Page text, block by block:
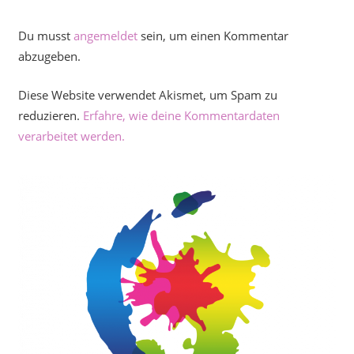
Du musst angemeldetsein, um einen Kommentar
abzugeben.
Diese Website verwendet Akismet, um Spam zu
reduzieren. Erfahre, wie deine Kommentardaten
verarbeitet werden.